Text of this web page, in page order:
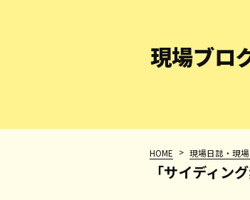
現場ブロ
HOME > 現場日誌・現
「サイディン